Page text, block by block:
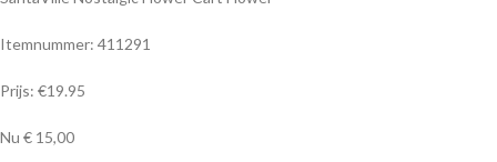
Itemnummer: 411291
Prijs: €19.95
Nu € 15,00